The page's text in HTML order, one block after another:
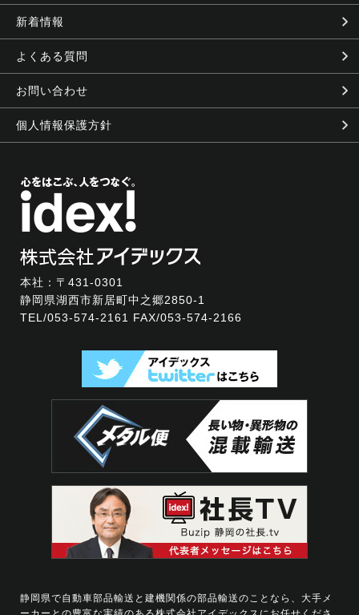
新着情報
よくある質問
お問い合わせ
個人情報保護方針
本社：〒431-0301
静岡県湖西市新居町中之郷2850-1
TEL/053-574-2161 FAX/053-574-2166
静岡県で自動車部品輸送と建機関係の部品輸送のことなら、大手メ